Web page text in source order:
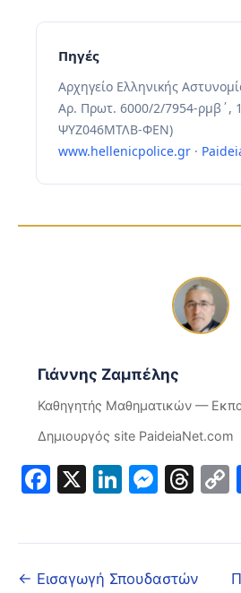
Πηγές
Αρχηγείο Ελληνικής
Αρ. Πρωτ. 6000/2/7954-ρμβ΄,
ΨΥΖ046ΜΤΛΒ-ΦΕΝ)
www.hellenicpolice.gr ·
Γιάννης Ζαμπέλης
Καθηγητής Μαθηματικών —
Δημιουργός site PaideiaNet.com
Facebook
X LinkedIn
← Εισαγωγή Σπουδαστών